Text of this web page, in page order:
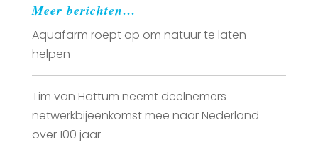
Meer berichten…
Aquafarm roept op om natuur te laten
helpen
Tim van Hattum neemt deelnemers
netwerkbijeenkomst mee naar Nederland
over 100 jaar